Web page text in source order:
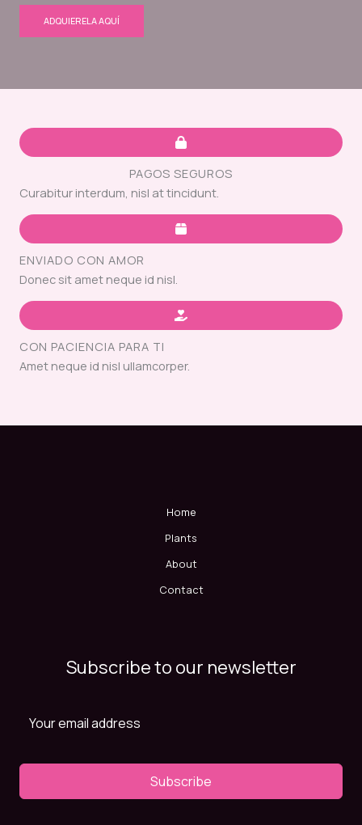
ADQUIERELA AQUÍ
PAGOS SEGUROS
Curabitur interdum, nisl at tincidunt.
ENVIADO CON AMOR
Donec sit amet neque id nisl.
CON PACIENCIA PARA TI
Amet neque id nisl ullamcorper.
Home
Plants
About
Contact
Subscribe to our newsletter
Subscribe